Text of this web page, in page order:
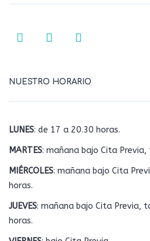
NUESTRO HORARIO
LUNES: de 17 a 20.30 horas.
MARTES: mañana bajo Cita
MIÉRCOLES: mañana bajo Cita
horas.
JUEVES: mañana bajo Cita Previa,
horas.